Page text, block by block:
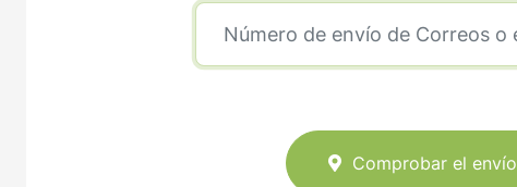
Comprobar el envío